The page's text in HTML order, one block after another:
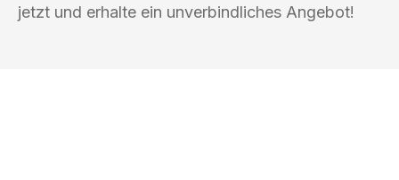
jetzt und erhalte ein unverbindliches Angebot!